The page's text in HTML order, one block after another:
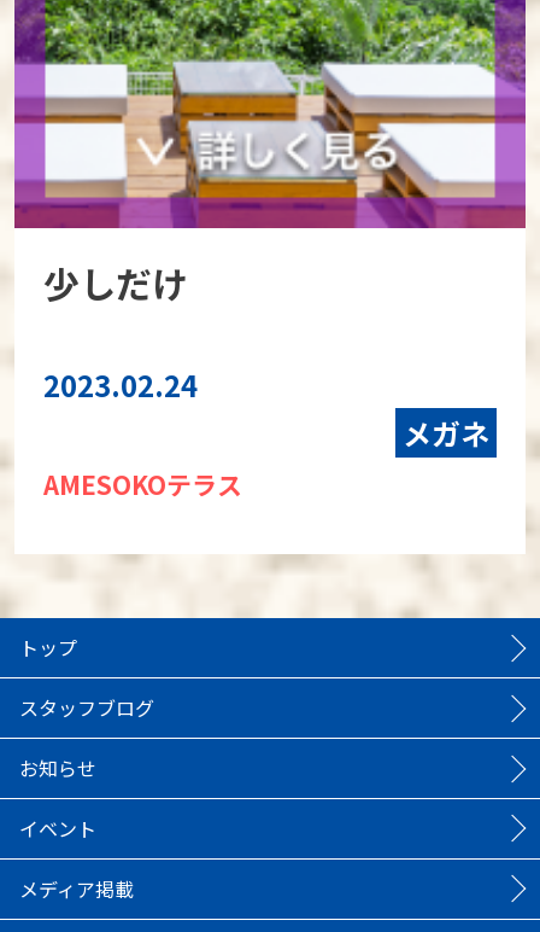
少しだけ
2023.02.24
メガネ
AMESOKOテラス
トップ
スタッフブログ
お知らせ
イベント
メディア掲載